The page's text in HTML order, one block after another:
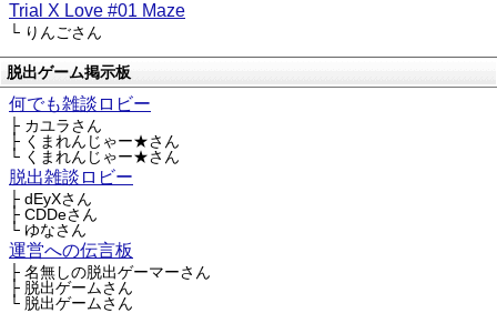
Trial X Love #01 Maze
└ りんごさん
脱出ゲーム掲示板
何でも雑談ロビー
├ カユラさん
├ くまれんじゃー★さん
└ くまれんじゃー★さん
脱出雑談ロビー
├ dEyXさん
├ CDDeさん
└ ゆなさん
運営への伝言板
├ 名無しの脱出ゲーマーさん
├ 脱出ゲームさん
└ 脱出ゲームさん